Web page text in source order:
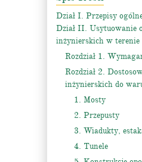
Dział I. Przepisy
Dział II. Usytuowanie
inżynierskich w terenie
Rozdział 1.
Rozdział 2.
inżynierskich do
1. Mosty
2. Przepusty
3. Wiadukty,
4. Tunele